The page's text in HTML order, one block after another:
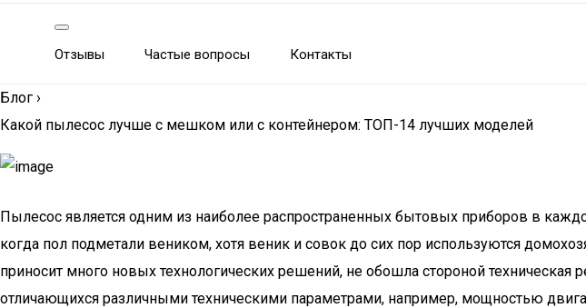
Отзывы Частые вопросы Контакты
Блог ›
Какой пылесос лучше с мешком или с контейнером: ТОП-14 лучших моделей
Пылесос является одним из наиболее распространенных бытовых приборов в
когда пол подметали веником, хотя веник и совок до сих пор используются
приносит много новых технологических решений, не обошла стороной
отличающихся различными техническими параметрами, например, мощностью